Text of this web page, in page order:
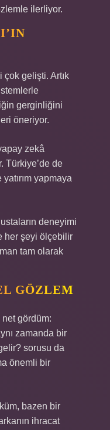
ilerliyor.
çok gelişti. Artık
gerginliğini
öneriyor.
zekâ
Türkiye’de de
yapmaya
deneyimi
her şeyi ölçebilir
tam olarak
GÖZLEM
net gördüm:
zamanda bir
sorusu da
önemli bir
bazen bir
ihracat